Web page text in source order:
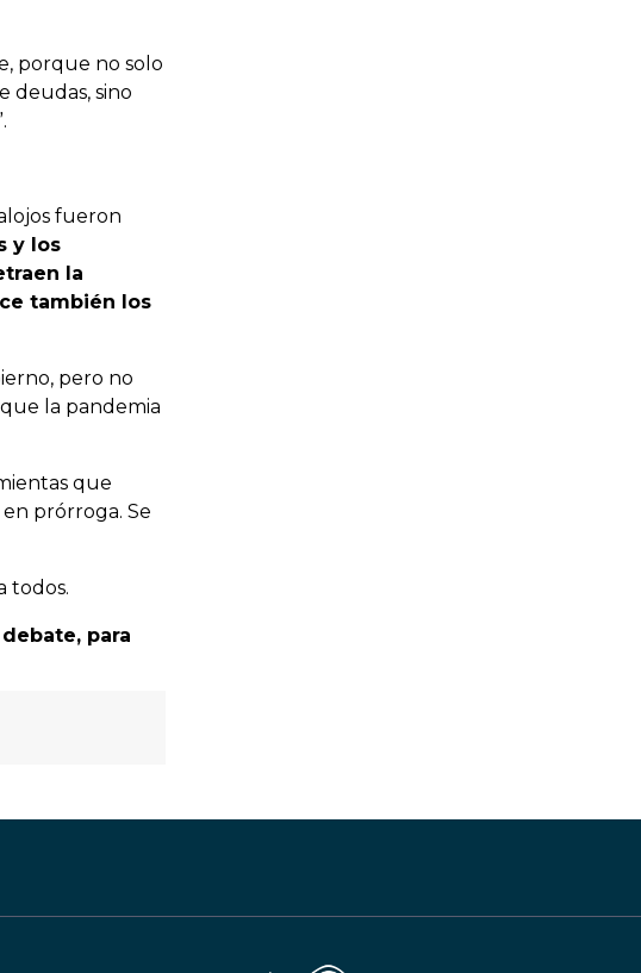
porque no solo
deudas, sino
fueron
y los
la
también los
pero no
la pandemia
que
prórroga. Se
todos.
para